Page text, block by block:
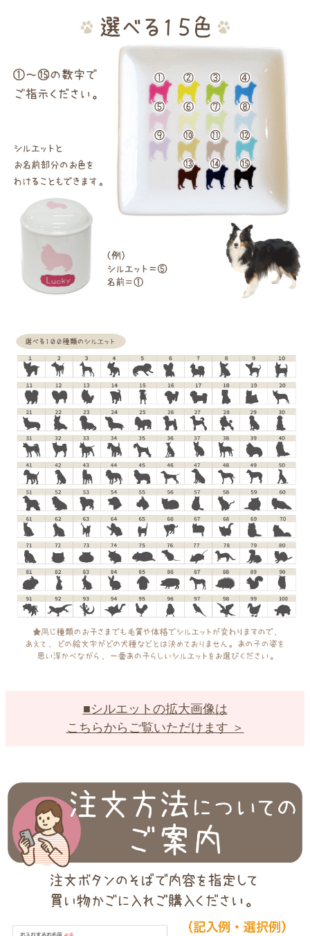
■シルエットの拡大画像は
こちらからご覧いただけます ＞